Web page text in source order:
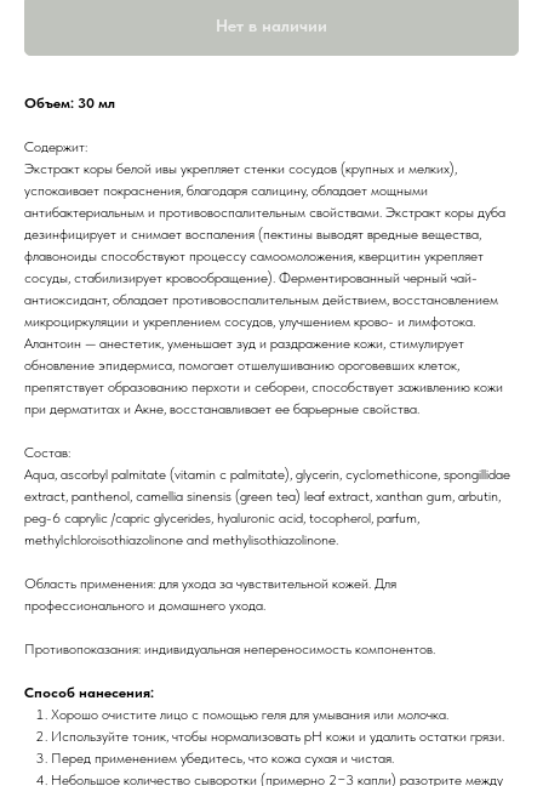
Нет в наличии
Объем: 30 мл
Содержит:
Экстракт коры белой ивы укрепляет стенки сосудов (крупных и мелких),
успокаивает покраснения, благодаря салицину, обладает мощными
антибактериальным и противовоспалительным свойствами. Экстракт коры дуба
дезинфицирует и снимает воспаления (пектины выводят вредные вещества,
флавоноиды способствуют процессу самоомоложения, кверцитин укрепляет
сосуды, стабилизирует кровообращение). Ферментированный черный чай-
антиоксидант, обладает противовоспалительным действием, восстановлением
микроциркуляции и укреплением сосудов, улучшением крово- и лимфотока.
Алантоин — анестетик, уменьшает зуд и раздражение кожи, стимулирует
обновление эпидермиса, помогает отшелушиванию ороговевших клеток,
препятствует образованию перхоти и себореи, способствует заживлению кожи
при дерматитах и Акне, восстанавливает ее барьерные свойства.
Состав:
Aqua, ascorbyl palmitate (vitamin c palmitate), glycerin, cyclomethicone, spongillidae
extract, panthenol, camellia sinensis (green tea) leaf extract, xanthan gum, arbutin,
peg-6 caprylic /capric glycerides, hyaluronic acid, tocopherol, parfum,
methylchloroisothiazolinone and methylisothiazolinone.
Область применения: для ухода за чувствительной кожей. Для
профессионального и домашнего ухода.
Противопоказания: индивидуальная непереносимость компонентов.
Способ нанесения:
Хорошо очистите лицо с помощью геля для умывания или молочка.
Используйте тоник, чтобы нормализовать рН кожи и удалить остатки грязи.
Перед применением убедитесь, что кожа сухая и чистая.
Небольшое количество сыворотки (примерно 2−3 капли) разотрите между